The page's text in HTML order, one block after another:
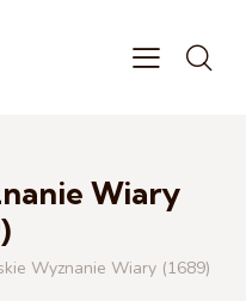
Wiary
Wyznanie Wiary (1689)